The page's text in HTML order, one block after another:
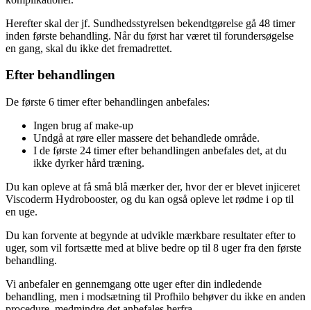
Herefter skal der jf. Sundhedsstyrelsen bekendtgørelse gå 48 timer
inden første behandling. Når du først har været til forundersøgelse
en gang, skal du ikke det fremadrettet.
Efter behandlingen
De første 6 timer efter behandlingen anbefales:
Ingen brug af make-up
Undgå at røre eller massere det behandlede område.
I de første 24 timer efter behandlingen anbefales det, at du
ikke dyrker hård træning.
Du kan opleve at få små blå mærker der, hvor der er blevet injiceret
Viscoderm Hydrobooster, og du kan også opleve let rødme i op til
en uge.
Du kan forvente at begynde at udvikle mærkbare resultater efter to
uger, som vil fortsætte med at blive bedre op til 8 uger fra den første
behandling.
Vi anbefaler en gennemgang otte uger efter din indledende
behandling, men i modsætning til Profhilo behøver du ikke en anden